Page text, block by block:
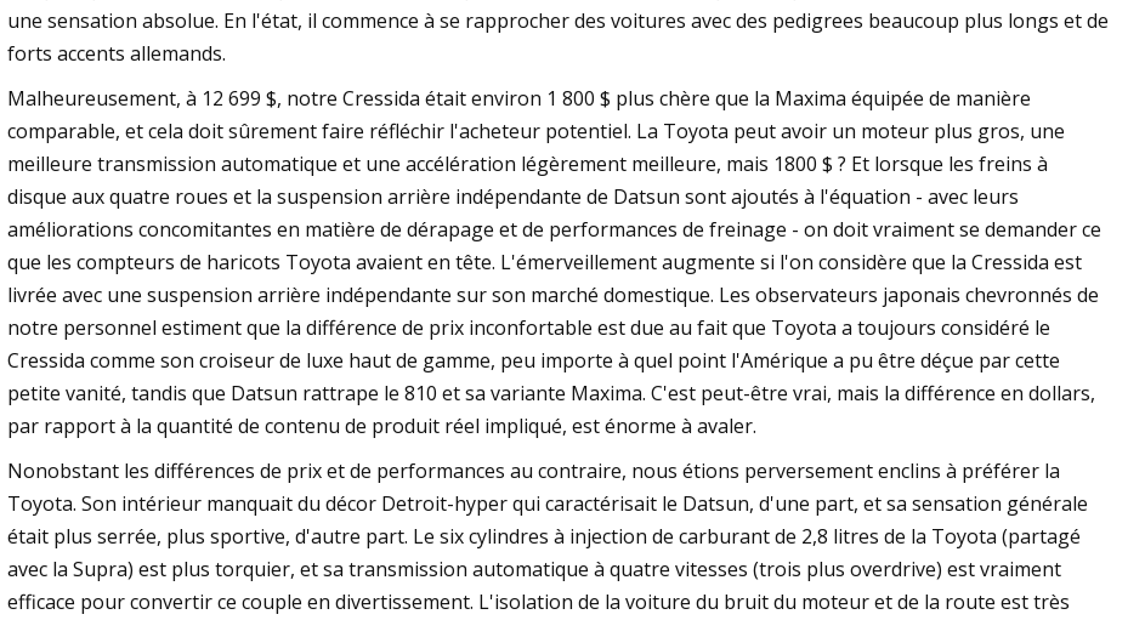
une sensation absolue. En l'état, il commence à se rapprocher des voitures avec des pedigrees beaucoup plus longs et de
forts accents allemands.
Malheureusement, à 12 699 $, notre Cressida était environ 1 800 $ plus chère que la Maxima équipée de manière
comparable, et cela doit sûrement faire réfléchir l'acheteur potentiel. La Toyota peut avoir un moteur plus gros, une
meilleure transmission automatique et une accélération légèrement meilleure, mais 1800 $ ? Et lorsque les freins à
disque aux quatre roues et la suspension arrière indépendante de Datsun sont ajoutés à l'équation - avec leurs
améliorations concomitantes en matière de dérapage et de performances de freinage - on doit vraiment se demander ce
que les compteurs de haricots Toyota avaient en tête. L'émerveillement augmente si l'on considère que la Cressida est
livrée avec une suspension arrière indépendante sur son marché domestique. Les observateurs japonais chevronnés de
notre personnel estiment que la différence de prix inconfortable est due au fait que Toyota a toujours considéré le
Cressida comme son croiseur de luxe haut de gamme, peu importe à quel point l'Amérique a pu être déçue par cette
petite vanité, tandis que Datsun rattrape le 810 et sa variante Maxima. C'est peut-être vrai, mais la différence en dollars,
par rapport à la quantité de contenu de produit réel impliqué, est énorme à avaler.
Nonobstant les différences de prix et de performances au contraire, nous étions perversement enclins à préférer la
Toyota. Son intérieur manquait du décor Detroit-hyper qui caractérisait le Datsun, d'une part, et sa sensation générale
était plus serrée, plus sportive, d'autre part. Le six cylindres à injection de carburant de 2,8 litres de la Toyota (partagé
avec la Supra) est plus torquier, et sa transmission automatique à quatre vitesses (trois plus overdrive) est vraiment
efficace pour convertir ce couple en divertissement. L'isolation de la voiture du bruit du moteur et de la route est très